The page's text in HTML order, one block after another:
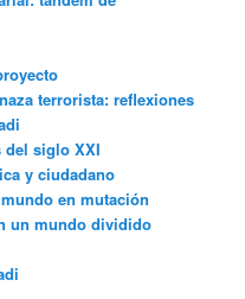
terrorista: reflexiones
del siglo XXI
y ciudadano
en mutación
un mundo dividido